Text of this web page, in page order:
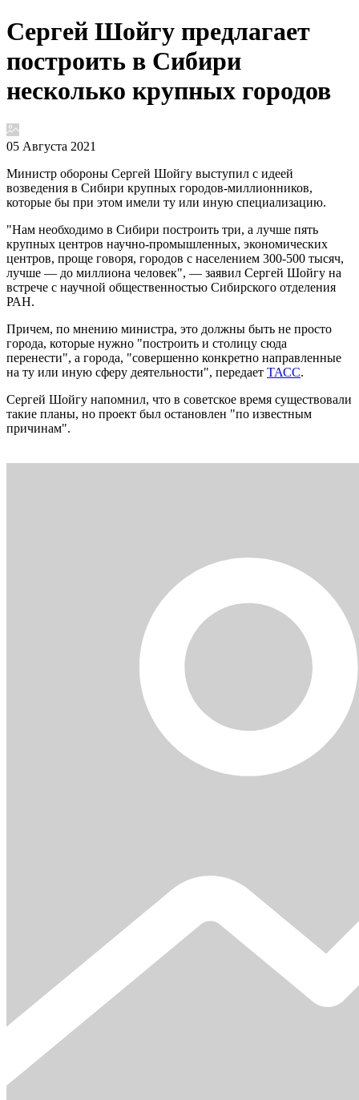
Сергей Шойгу предлагает
построить в Сибири
несколько крупных городов
05 Августа 2021
Министр обороны Сергей Шойгу выступил с идеей
возведения в Сибири крупных городов-миллионников,
которые бы при этом имели ту или иную специализацию.
"Нам необходимо в Сибири построить три, а лучше пять
крупных центров научно-промышленных, экономических
центров, проще говоря, городов с населением 300-500 тысяч,
лучше — до миллиона человек", — заявил Сергей Шойгу на
встрече с научной общественностью Сибирского отделения
РАН.
Причем, по мнению министра, это должны быть не просто
города, которые нужно "построить и столицу сюда
перенести", а города, "совершенно конкретно направленные
на ту или иную сферу деятельности", передает ТАСС.
Сергей Шойгу напомнил, что в советское время существовали
такие планы, но проект был остановлен "по известным
причинам".